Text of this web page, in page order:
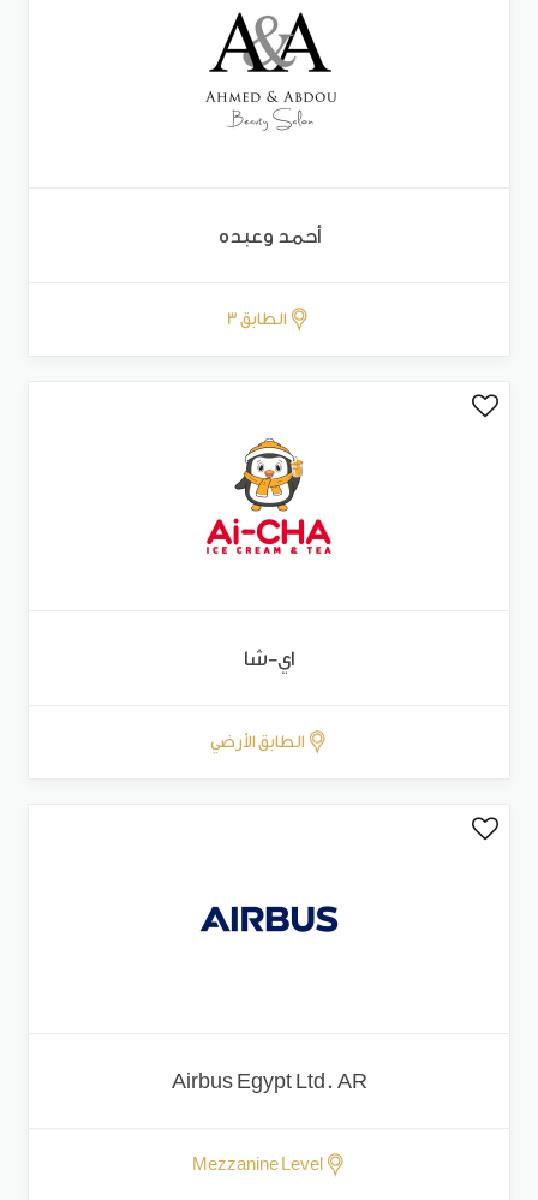
أحمد وعبده
الطابق 3
اي-شا
الطابق الأرضي
Airbus Egypt Ltd. AR
Mezzanine Level